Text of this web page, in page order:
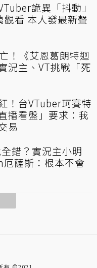
詭異「抖動」
觀看 本人發最新聲
！《艾恩葛朗特迴
況主、VT挑戰「死
！台VTuber珂賽特
播看盤」要求：我
易
錯？實況主小明
薩斯：根本不會